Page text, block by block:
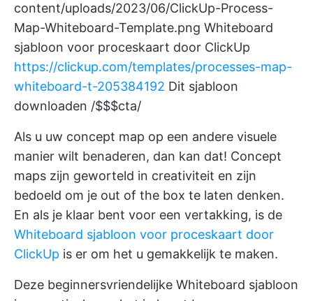
content/uploads/2023/06/ClickUp-Process-
Map-Whiteboard-Template.png Whiteboard
sjabloon voor proceskaart door ClickUp
https://clickup.com/templates/processes-map-
whiteboard-t-205384192 Dit sjabloon
downloaden /$$$cta/
Als u uw concept map op een andere visuele
manier wilt benaderen, dan kan dat! Concept
maps zijn geworteld in creativiteit en zijn
bedoeld om je out of the box te laten denken.
En als je klaar bent voor een vertakking, is de
Whiteboard sjabloon voor proceskaart door
ClickUp is er om het u gemakkelijk te maken.
Deze beginnersvriendelijke Whiteboard sjabloon